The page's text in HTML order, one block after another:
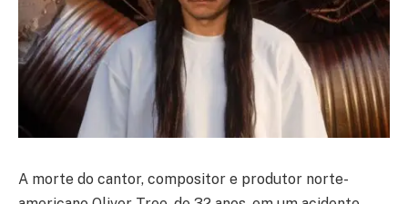
A morte do cantor, compositor e produtor norte-